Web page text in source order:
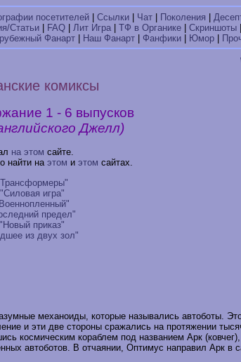
посетителей | Ссылки | Чат | Поколения |
Статьи | FAQ | Лит Игра | ТФ в Органике | Скриншоты |
Фанарт| Наш Фанарт| Фанфики| Юмор|
комиксы
1 - 6 выпусков
Джелл)
на этом сайте.
найти на этом и этом сайтах.
игра"
предел"
приказ"
из двух зол"
механоиды, которые назывались автоботы.
и эти две стороны сражались на протяжении
космическим кораблем под названием Арк
автоботов. В отчаянии, Оптимус направил Арк в